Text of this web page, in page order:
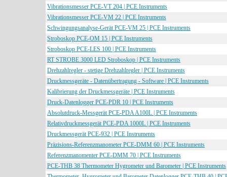
Vibrationsmesser PCE-VT 204 | PCE Instruments
Vibrationsmesser PCE-VM 22 | PCE Instruments
Schwingungsanalyse-Gerät PCE-VM 25 | PCE Instruments
Stroboskop PCE-OM 15 | PCE Instruments
Stroboskop PCE-LES 100 | PCE Instruments
RT STROBE 3000 LED Stroboskop | PCE Instruments
Drehzahlregler - stetige Drehzahlregler | PCE Instruments
Druckmessgeräte - Datenübertragung - Software | PCE Instruments
Kalibrierung der Druckmessgeräte | PCE Instruments
Druck-Datenlogger PCE-PDR 10 | PCE Instruments
Absolutdruck-Messgerät PCE-PDA A100L | PCE Instruments
Relativdruckmessgerät PCE-PDA 1000L | PCE Instruments
Druckmessgerät PCE-932 | PCE Instruments
Präzisions-Referenzmanometer PCE-DMM 60 | PCE Instruments
Referenzmanomenter PCE-DMM 70 | PCE Instruments
PCE-THB 38 Thermometer Hygrometer und Barometer | PCE Instruments